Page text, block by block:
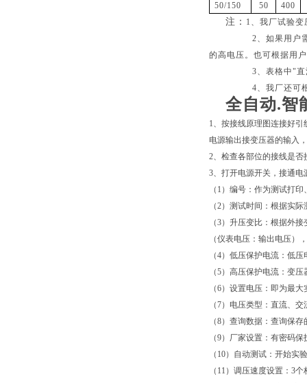
50/150
50 400
注： 1 、我厂试验
2、如果用户
的高电压。也可根据用
3、表格中"
4、我厂还可
全自动.智
1、按接线原理图连接好
电源输出接变压器的输入
2、检查各部位的接线是否
3、打开电源开关，接通
（1）编号：作为测试打
（2）测试时间：根据实
（3）升压变比：根据外
（仪表电压：输出电压）
（4）低压保护电流：低
（5）高压保护电流：变
（6）设置电压：即为最
（7）电压类型：直流、
（8）查询数据：查询保
（9）厂家设置：有密码
（10）自动测试：开始实
（11）调压速度设置：3